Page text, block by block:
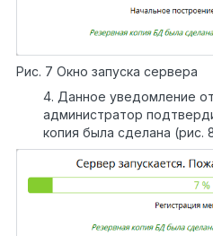
Рис. 7 Окно запуска сервера
4. Данное уведомление
администратор
копия была сделана (рис.